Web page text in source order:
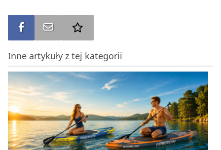
Udostępnij na FBWyślij na e-mail
Inne artykuły z tej kategorii